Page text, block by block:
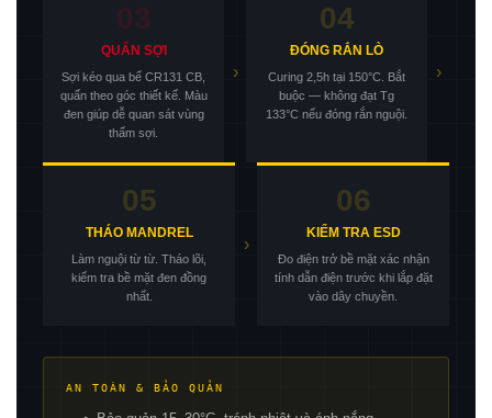
03
QUẤN SỢI
Sợi kéo qua bể CR131 CB,
quấn theo góc thiết kế. Màu
đen giúp dễ quan sát vùng
thấm sợi.
›
04
ĐÓNG RẮN LÒ
Curing 2,5h tại 150°C. Bắt
buộc — không đạt Tg
133°C nếu đóng rắn nguội.
›
05
THÁO MANDREL
Làm nguội từ từ. Tháo lõi,
kiểm tra bề mặt đen đồng
nhất.
›
06
KIỂM TRA ESD
Đo điện trở bề mặt xác nhận
tính dẫn điện trước khi lắp đặt
vào dây chuyền.
AN TOÀN & BẢO QUẢN